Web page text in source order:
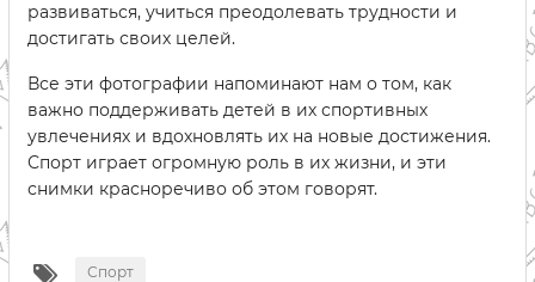
развиваться, учиться преодолевать трудности и
достигать своих целей.
Все эти фотографии напоминают нам о том, как
важно поддерживать детей в их спортивных
увлечениях и вдохновлять их на новые достижения.
Спорт играет огромную роль в их жизни, и эти
снимки красноречиво об этом говорят.
Спорт